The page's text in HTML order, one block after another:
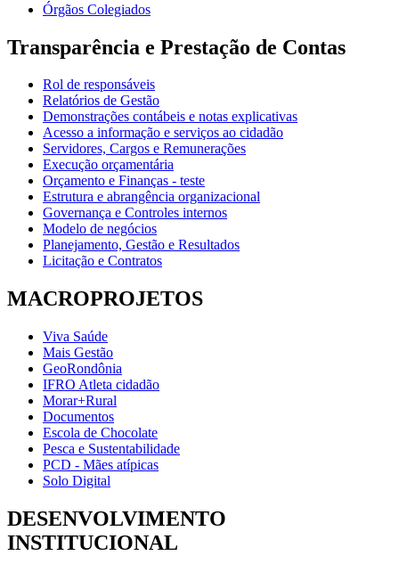
Órgãos Colegiados
Transparência e Prestação de Contas
Rol de responsáveis
Relatórios de Gestão
Demonstrações contábeis e notas explicativas
Acesso a informação e serviços ao cidadão
Servidores, Cargos e Remunerações
Execução orçamentária
Orçamento e Finanças - teste
Estrutura e abrangência organizacional
Governança e Controles internos
Modelo de negócios
Planejamento, Gestão e Resultados
Licitação e Contratos
MACROPROJETOS
Viva Saúde
Mais Gestão
GeoRondônia
IFRO Atleta cidadão
Morar+Rural
Documentos
Escola de Chocolate
Pesca e Sustentabilidade
PCD - Mães atípicas
Solo Digital
DESENVOLVIMENTO
INSTITUCIONAL